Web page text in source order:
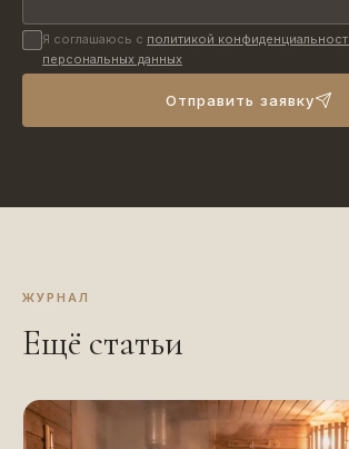
Я соглашаюсь с политикой
персональных данных
Отправить заявку
ЖУРНАЛ
Ещё статьи